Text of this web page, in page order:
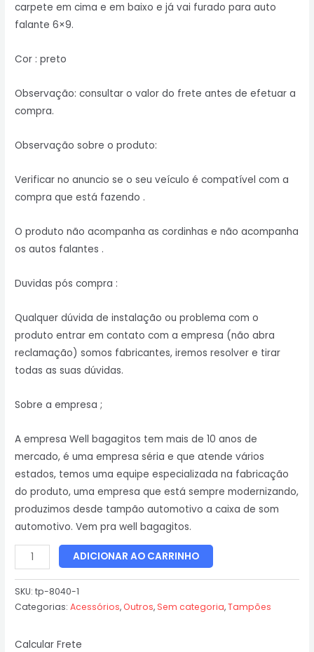
carpete em cima e em baixo e já vai furado para auto
falante 6×9.
Cor : preto
Observação: consultar o valor do frete antes de efetuar a
compra.
Observação sobre o produto:
Verificar no anuncio se o seu veículo é compatível com a
compra que está fazendo .
O produto não acompanha as cordinhas e não acompanha
os autos falantes .
Duvidas pós compra :
Qualquer dúvida de instalação ou problema com o
produto entrar em contato com a empresa (não abra
reclamação) somos fabricantes, iremos resolver e tirar
todas as suas dúvidas.
Sobre a empresa ;
A empresa Well bagagitos tem mais de 10 anos de
mercado, é uma empresa séria e que atende vários
estados, temos uma equipe especializada na fabricação
do produto, uma empresa que está sempre modernizando,
produzimos desde tampão automotivo a caixa de som
automotivo. Vem pra well bagagitos.
ADICIONAR AO CARRINHO
SKU:tp-8040-1
Categorias:Acessórios,Outros, Sem categoria,Tampões
Calcular Frete